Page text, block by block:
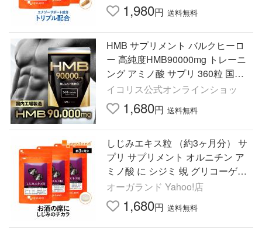
1,980円 送料無料
HMB サプリメント バルクヒーロ
ー 高純度HMB90000mg トレーニ
ング アミノ酸 サプリ 360粒 国内
製造 30日 Mr.GINO 送料無料 ポイ
ント利用 爆買
イコリス公式オンラインショッ
1,680円 送料無料
しじみエキス粒 （約3ヶ月分） サ
プリ サプリメント オルニチン ア
ミノ酸 に シジミ 蜆 グリコーゲン
ミネラル 飲み会 ポイント利用
オーガランド Yahoo!店
1,680円 送料無料